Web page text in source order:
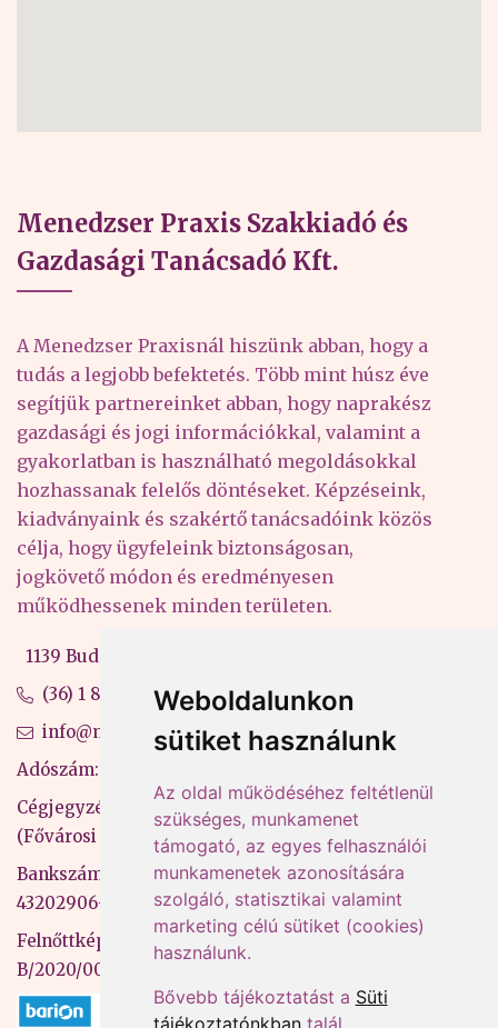
Weboldalunkon
sütiket használunk
Az oldal működéséhez feltétlenül
szükséges, munkamenet
támogató, az egyes felhasználói
munkamenetek azonosítására
szolgáló, statisztikai valamint
marketing célú sütiket (cookies)
használunk.
Bővebb tájékoztatást a Süti
tájékoztatónkbantalál.
Menedzser Praxis Szakkiadó és
Gazdasági Tanácsadó Kft.
A Menedzser Praxisnál hiszünk abban, hogy a
tudás a legjobb befektetés. Több mint húsz éve
segítjük partnereinket abban, hogy naprakész
gazdasági és jogi információkkal, valamint a
gyakorlatban is használható megoldásokkal
hozhassanak felelős döntéseket. Képzéseink,
kiadványaink és szakértő tanácsadóink közös
célja, hogy ügyfeleink biztonságosan,
jogkövető módon és eredményesen
működhessenek minden területen.
1139 Budapest, Váci út 99-105. 4. em.
(36) 1 880 76 00
info@mprx.hu
Adószám: 13598145-2-41
Cégjegyzékszám: 01-09-883770
(Fővárosi Bíróság)
Bankszámlaszám: CIB Bank, 10700581-
43202906-51100005
Felnőttképzési nyilvántartási szám:
B/2020/000053